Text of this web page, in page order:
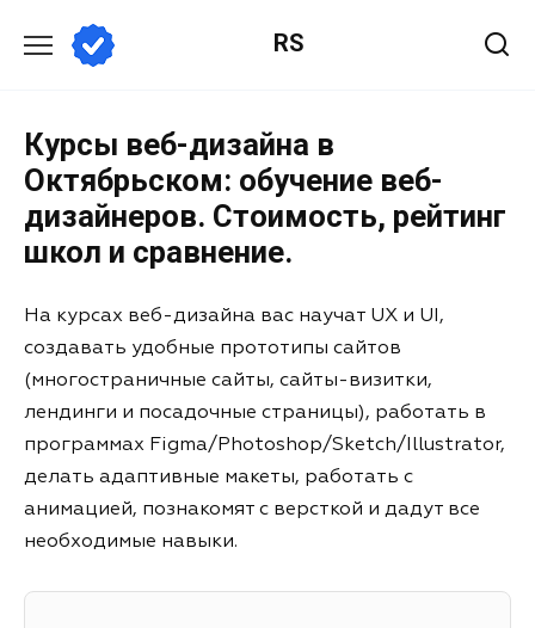
RS
Курсы веб-дизайна в
Октябрьском: обучение веб-
дизайнеров. Стоимость, рейтинг
школ и сравнение.
На курсах веб-дизайна вас научат UX и UI,
создавать удобные прототипы сайтов
(многостраничные сайты, сайты-визитки,
лендинги и посадочные страницы), работать в
программах Figma/Photoshop/Sketch/Illustrator,
делать адаптивные макеты, работать с
анимацией, познакомят с версткой и дадут все
необходимые навыки.